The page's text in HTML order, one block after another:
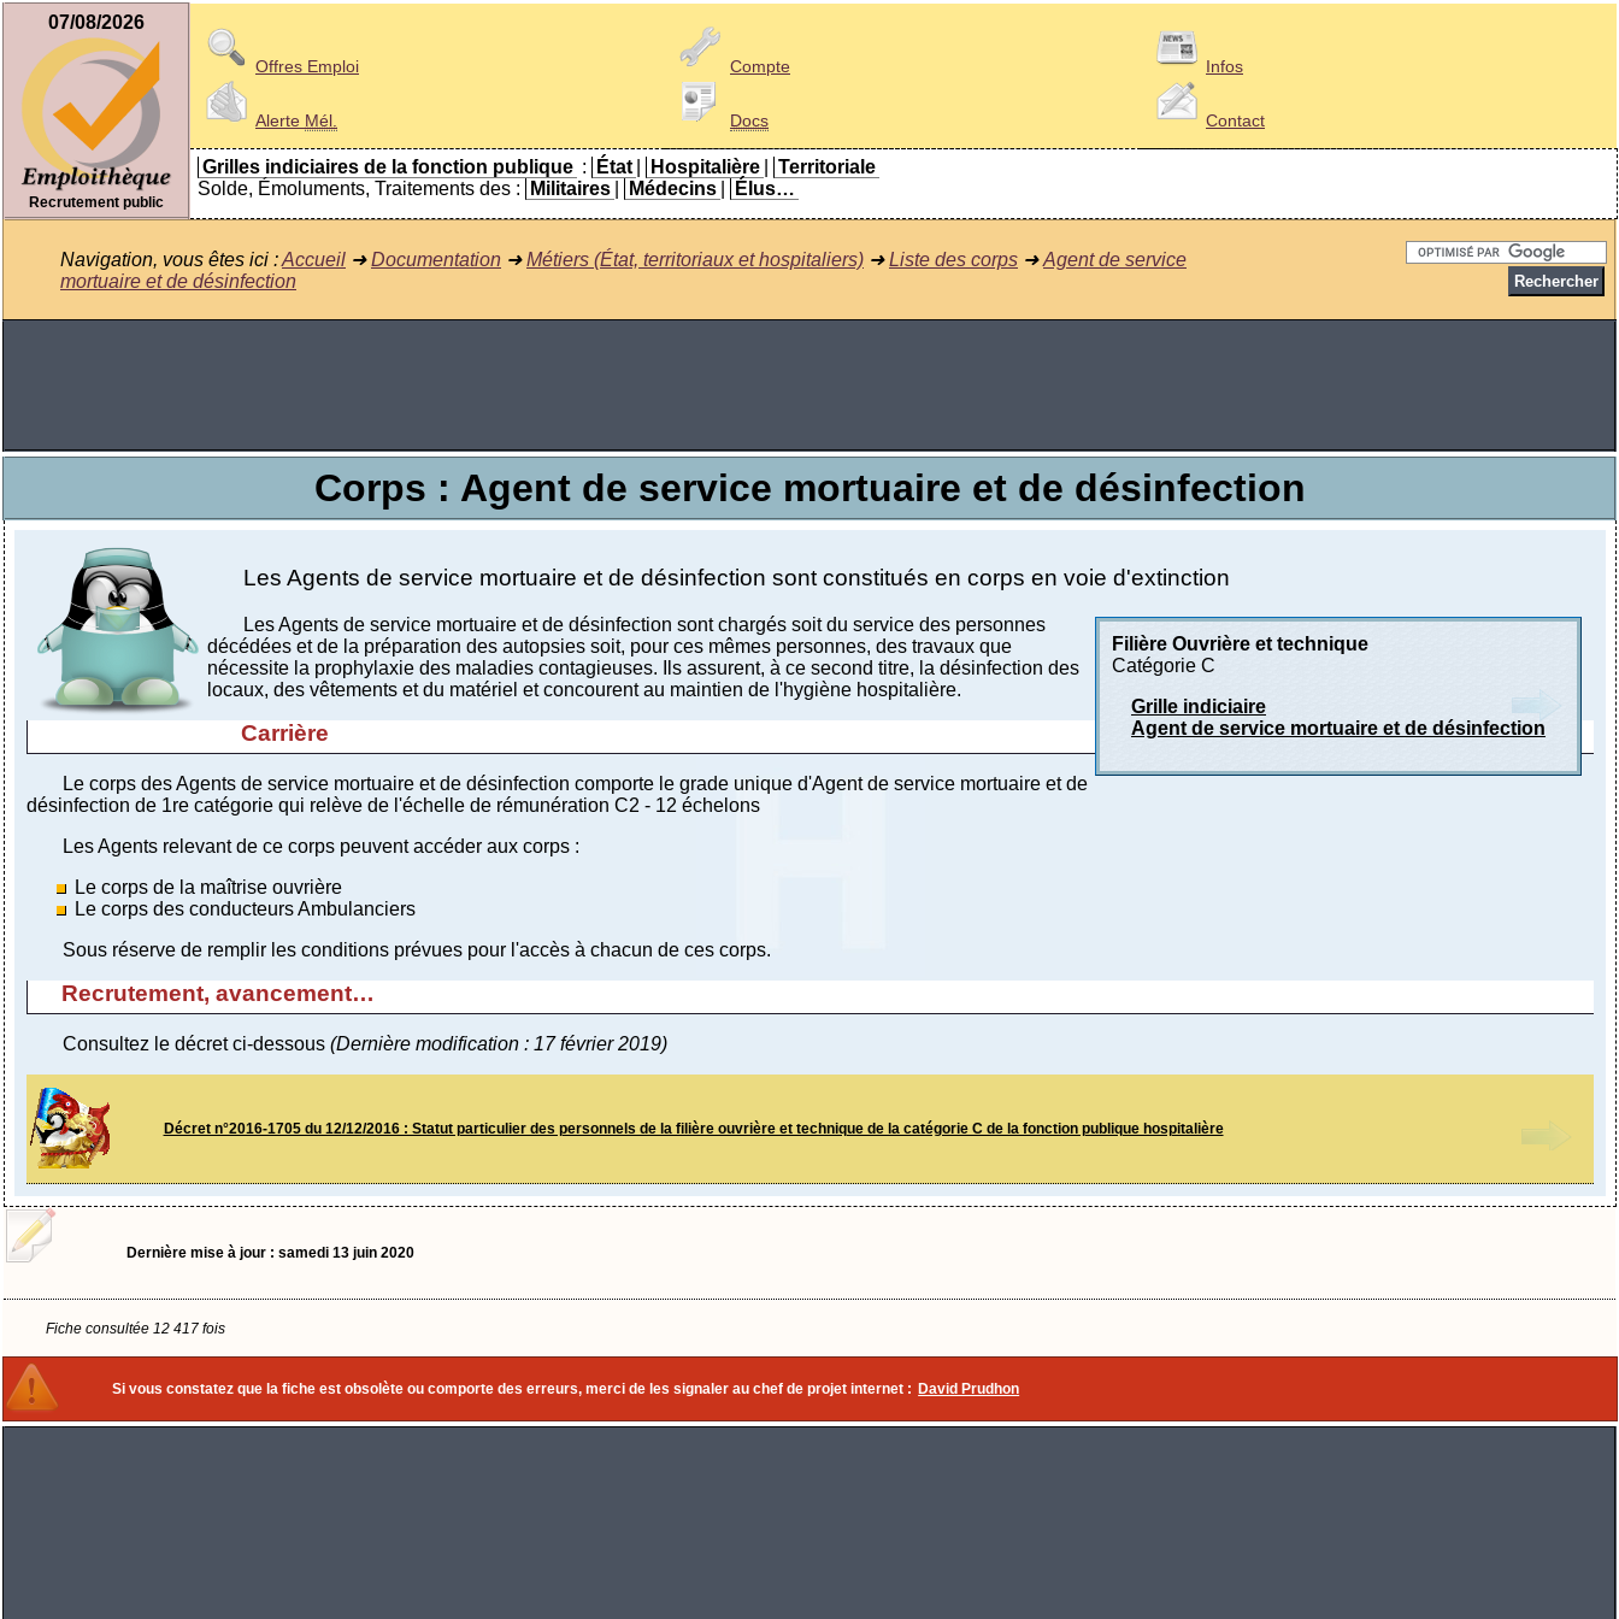
07/08/2026
Recrutement public
Offres Emploi
Alerte Mél.
Compte
Docs
Infos
Contact
Grilles indiciaires de la fonction publique : État Hospitalière
Territoriale
Solde, Émoluments, Traitements des :
Militaires Médecins Élus…
Navigation, vous êtes ici :Accueil ➜Documentation ➜Métiers (État, territoriaux et hospitaliers) ➜Liste des corps ➜Agent de service
mortuaire et de désinfection
Corps : Agent de service mortuaire et de désinfection
Les Agents de service mortuaire et de désinfection sont constitués en corps en voie d'extinction
Filière Ouvrière et technique
Catégorie C
Grille indiciaire
Agent de service mortuaire et de désinfection
Les Agents de service mortuaire et de désinfection sont chargés soit du service des personnes
décédées et de la préparation des autopsies soit, pour ces mêmes personnes, des travaux que
nécessite la prophylaxie des maladies contagieuses. Ils assurent, à ce second titre, la désinfection des
locaux, des vêtements et du matériel et concourent au maintien de l'hygiène hospitalière.
Carrière
Le corps des Agents de service mortuaire et de désinfection comporte le grade unique d'Agent de service mortuaire et de
désinfection de 1re catégorie qui relève de l'échelle de rémunération C2 - 12 échelons
Les Agents relevant de ce corps peuvent accéder aux corps :
Le corps de la maîtrise ouvrière
Le corps des conducteurs Ambulanciers
Sous réserve de remplir les conditions prévues pour l'accès à chacun de ces corps.
Recrutement, avancement…
Consultez le décret ci-dessous (Dernière modification : 17 février 2019)
Décret n°2016-1705 du 12/12/2016 : Statut particulier des personnels de la filière ouvrière et technique de la catégorie C de la fonction publique hospitalière
Dernière mise à jour : samedi 13 juin 2020
Fiche consultée 12 417 fois
Si vous constatez que la fiche est obsolète ou comporte des erreurs, merci de les signaler au chef de projet internet : David Prudhon